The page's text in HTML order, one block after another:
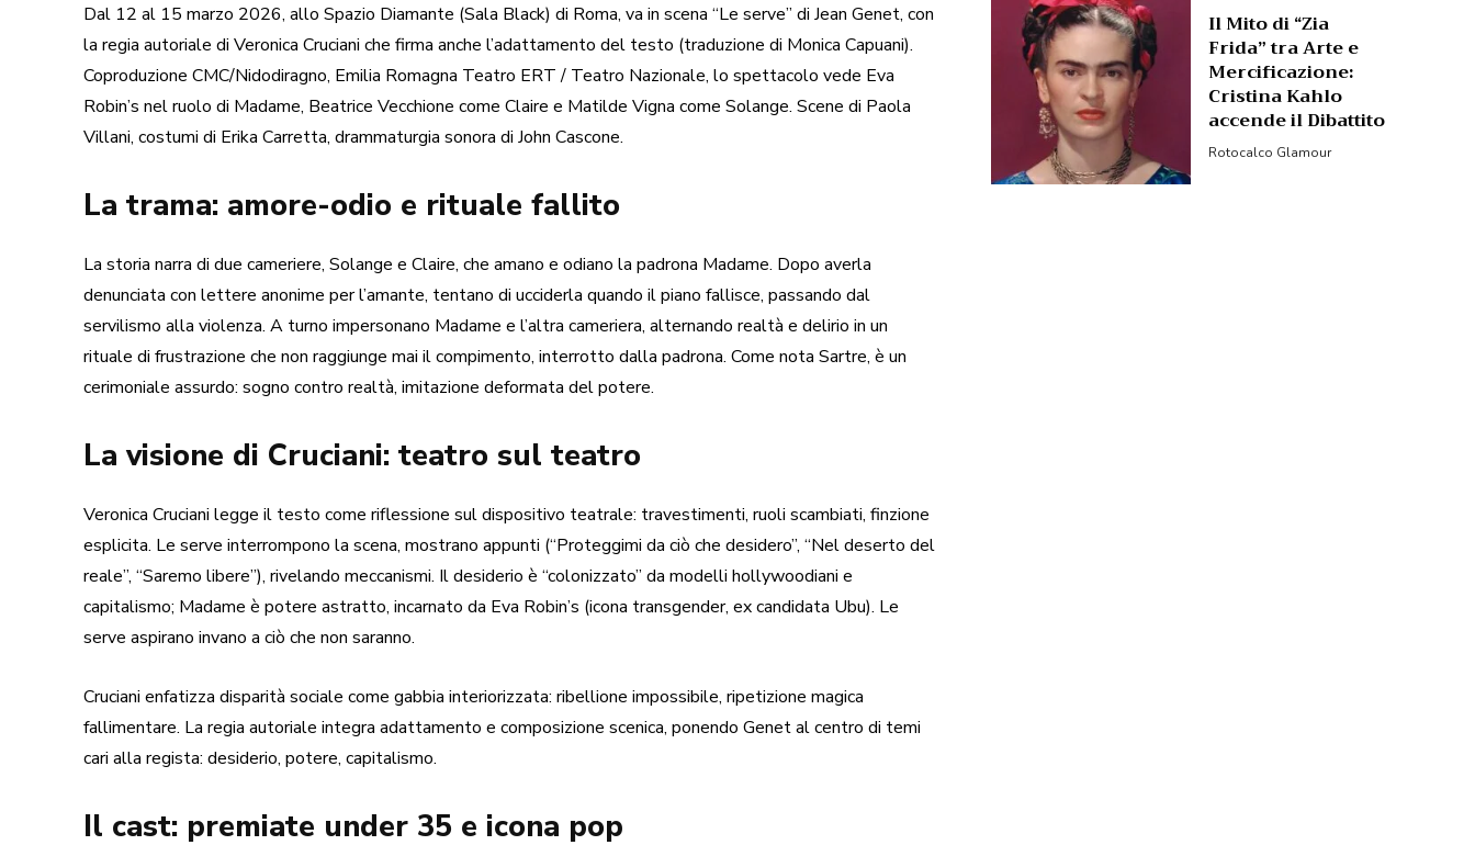
Dal 12 al 15 marzo 2026, allo Spazio Diamante (Sala Black) di Roma, va in scena “Le serve” di Jean Genet, con
la regia autoriale di Veronica Cruciani che firma anche l’adattamento del testo (traduzione di Monica Capuani).
Coproduzione CMC/Nidodiragno, Emilia Romagna Teatro ERT / Teatro Nazionale, lo spettacolo vede Eva
Robin’s nel ruolo di Madame, Beatrice Vecchione come Claire e Matilde Vigna come Solange. Scene di Paola
Villani, costumi di Erika Carretta, drammaturgia sonora di John Cascone.
La trama: amore-odio e rituale fallito
La storia narra di due cameriere, Solange e Claire, che amano e odiano la padrona Madame. Dopo averla
denunciata con lettere anonime per l’amante, tentano di ucciderla quando il piano fallisce, passando dal
servilismo alla violenza. A turno impersonano Madame e l’altra cameriera, alternando realtà e delirio in un
rituale di frustrazione che non raggiunge mai il compimento, interrotto dalla padrona. Come nota Sartre, è un
cerimoniale assurdo: sogno contro realtà, imitazione deformata del potere.
La visione di Cruciani: teatro sul teatro
Veronica Cruciani legge il testo come riflessione sul dispositivo teatrale: travestimenti, ruoli scambiati, finzione
esplicita. Le serve interrompono la scena, mostrano appunti (“Proteggimi da ciò che desidero”, “Nel deserto del
reale”, “Saremo libere”), rivelando meccanismi. Il desiderio è “colonizzato” da modelli hollywoodiani e
capitalismo; Madame è potere astratto, incarnato da Eva Robin’s (icona transgender, ex candidata Ubu). Le
serve aspirano invano a ciò che non saranno.
Cruciani enfatizza disparità sociale come gabbia interiorizzata: ribellione impossibile, ripetizione magica
fallimentare. La regia autoriale integra adattamento e composizione scenica, ponendo Genet al centro di temi
cari alla regista: desiderio, potere, capitalismo.
Il cast: premiate under 35 e icona pop
Il Mito di “Zia
Frida” tra Arte e
Mercificazione:
Cristina Kahlo
accende il Dibattito
Rotocalco Glamour